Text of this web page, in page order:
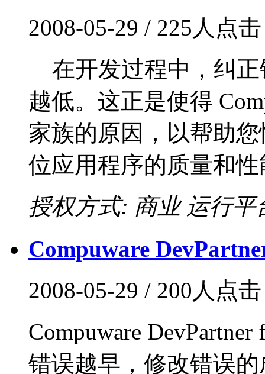
2008-05-29 / 225人点
在开发过程中，纠正
越低。这正是使得
家族的原因，以帮助您
位应用程序的质量和
授权方式: 商业 运行平
Compuware
2008-05-29 / 200人点
Compuware
错误越早，修改错误